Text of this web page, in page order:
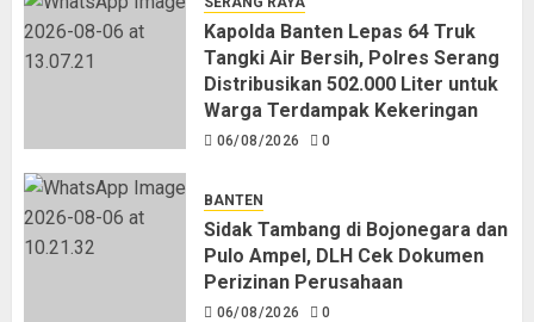
Kapolda Banten Lepas 64 Truk
Tangki Air Bersih, Polres Serang
Distribusikan 502.000 Liter untuk
Warga Terdampak Kekeringan
06/08/2026 0
BANTEN
Sidak Tambang di Bojonegara dan
Pulo Ampel, DLH Cek Dokumen
Perizinan Perusahaan
06/08/2026 0